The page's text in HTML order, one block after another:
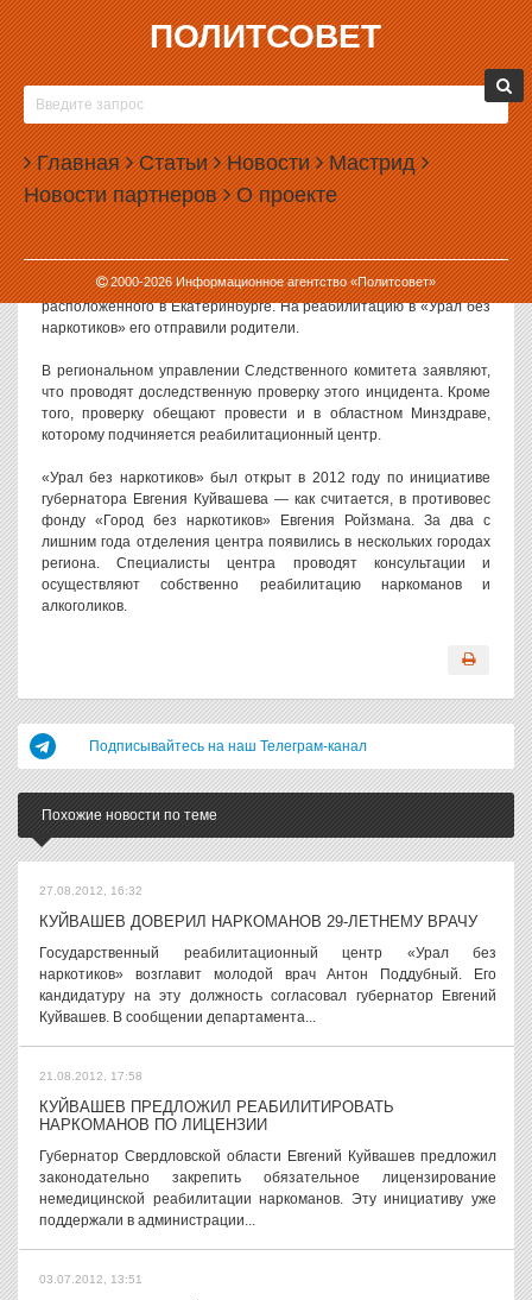
ПОЛИТСОВЕТ
Главная Статьи Новости Мастрид
Новости партнеров О проекте
2000-2026Информационное агентство «Политсовет»
15.01.2015, 16:36
В «УРАЛЕ БЕЗ НАРКОТИКОВ» ПОГИБ
ПАЦИЕНТ
В государственном реабилитационном центре «Урал без
наркотиков» погиб 24-летний пациент. Следователи и чиновники
уже проводят проверку по этому факту.
По имеющимся данным, молодой человек еще в конце прошлого
года выпал из окна здания реабилитационного центра,
расположенного в Екатеринбурге. На реабилитацию в «Урал без
наркотиков» его отправили родители.
В региональном управлении Следственного комитета заявляют,
что проводят доследственную проверку этого инцидента. Кроме
того, проверку обещают провести и в областном Минздраве,
которому подчиняется реабилитационный центр.
«Урал без наркотиков» был открыт в 2012 году по инициативе
губернатора Евгения Куйвашева — как считается, в противовес
фонду «Город без наркотиков» Евгения Ройзмана. За два с
лишним года отделения центра появились в нескольких городах
региона. Специалисты центра проводят консультации и
осуществляют собственно реабилитацию наркоманов и
алкоголиков.
Подписывайтесь на наш Телеграм-канал
Похожие новости по теме
27.08.2012, 16:32
КУЙВАШЕВ ДОВЕРИЛ НАРКОМАНОВ 29-ЛЕТНЕМУ ВРАЧУ
Государственный реабилитационный центр «Урал без
наркотиков» возглавит молодой врач Антон Поддубный. Его
кандидатуру на эту должность согласовал губернатор Евгений
Куйвашев. В сообщении департамента...
21.08.2012, 17:58
КУЙВАШЕВ ПРЕДЛОЖИЛ РЕАБИЛИТИРОВАТЬ
НАРКОМАНОВ ПО ЛИЦЕНЗИИ
Губернатор Свердловской области Евгений Куйвашев предложил
законодательно закрепить обязательное лицензирование
немедицинской реабилитации наркоманов. Эту инициативу уже
поддержали в администрации...
03.07.2012, 13:51